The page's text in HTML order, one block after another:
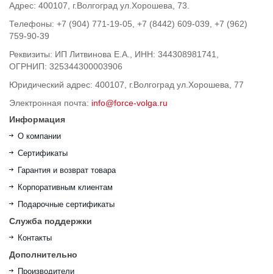
Адрес: 400107, г.Волгоград ул.Хорошева, 73.
Телефоны: +7 (904) 771-19-05, +7 (8442) 609-039, +7 (962)
759-90-39
Реквизиты: ИП Литвинова Е.А., ИНН: 344308981741,
ОГРНИП: 325344300003906
Юридический адрес: 400107, г.Волгоград ул.Хорошева, 77
Электронная почта: info@force-volga.ru
Информация
О компании
Сертификаты
Гарантия и возврат товара
Корпоративным клиентам
Подарочные сертификаты
Служба поддержки
Контакты
Дополнительно
Производители